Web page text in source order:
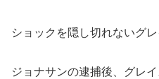
ショックを隠し切れないグレ
ジョナサンの逮捕後、グレ